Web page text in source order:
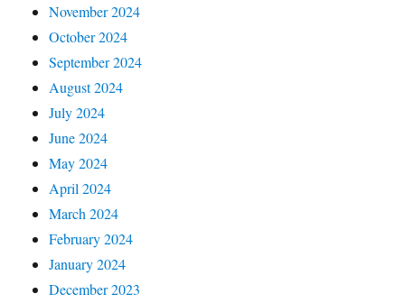
November 2024
October 2024
September 2024
August 2024
July 2024
June 2024
May 2024
April 2024
March 2024
February 2024
January 2024
December 2023